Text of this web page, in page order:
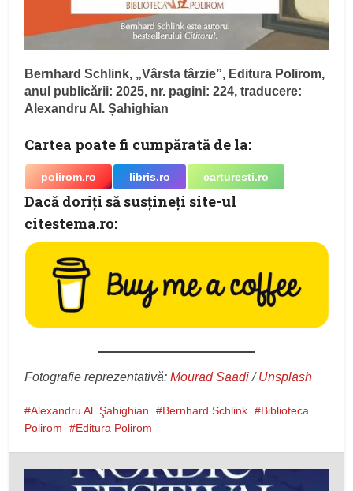
Bernhard Schlink, „Vârsta târzie”, Editura Polirom,
anul publicării: 2025, nr. pagini: 224, traducere:
Alexandru Al. Șahighian
Cartea poate fi cumpărată de la:
polirom.ro libris.ro carturesti.ro
Dacă doriţi să susţineţi site-ul
citestema.ro:
Fotografie reprezentativă:Mourad Saadi/Unsplash
Alexandru Al. Şahighian Bernhard Schlink
Biblioteca
Polirom
Editura Polirom